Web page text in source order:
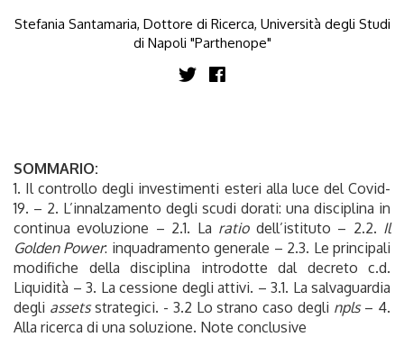
Stefania Santamaria, Dottore di Ricerca, Università degli Studi
di Napoli "Parthenope"
SOMMARIO:
1. Il controllo degli investimenti esteri alla luce del Covid-
19. – 2. L’innalzamento degli scudi dorati: una disciplina in
continua evoluzione – 2.1. La ratiodell’istituto – 2.2. Il
Golden Power: inquadramento generale – 2.3. Le principali
modifiche della disciplina introdotte dal decreto c.d.
Liquidità – 3. La cessione degli attivi. – 3.1. La salvaguardia
degli assetsstrategici. - 3.2 Lo strano caso degli npls– 4.
Alla ricerca di una soluzione. Note conclusive